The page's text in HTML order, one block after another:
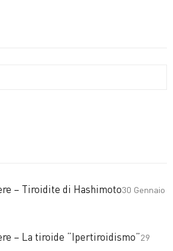
– Tiroidite di Hashimoto30 Gennaio
– La tiroide “Ipertiroidismo”29